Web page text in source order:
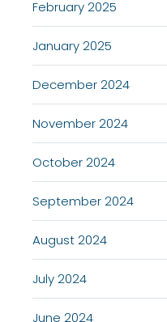
February 2025
January 2025
December 2024
November 2024
October 2024
September 2024
August 2024
July 2024
June 2024